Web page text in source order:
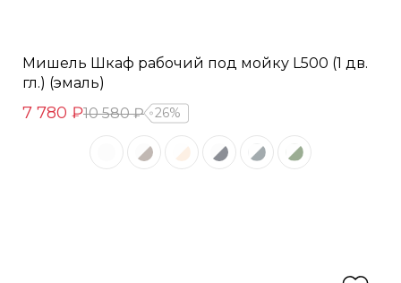
Мишель Шкаф рабочий под мойку L500 (1 дв.
гл.) (эмаль)
7 780 ₽10 580 ₽ 26%